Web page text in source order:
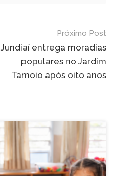
Próximo Post
Jundiaí entrega moradias
populares no Jardim
Tamoio após oito anos